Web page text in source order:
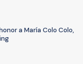
a María Colo Colo,